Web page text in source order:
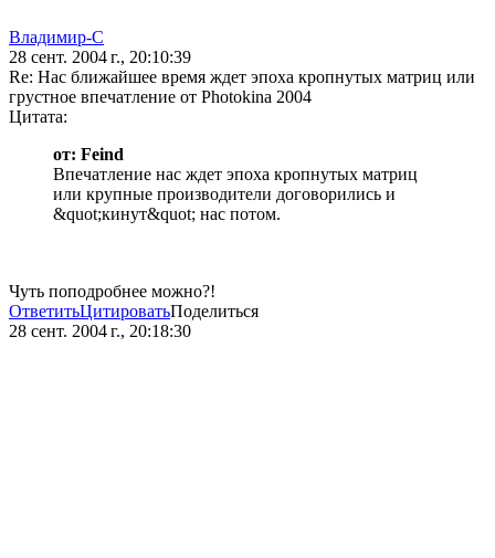
Владимир-С
28 сент. 2004 г., 20:10:39
Re: Нас ближайшее время ждет эпоха кропнутых матриц или
грустное впечатление от Photokina 2004
Цитата:
от: Feind
Впечатление нас ждет эпоха кропнутых матриц
или крупные производители договорились и
&quot;кинут&quot; нас потом.
Чуть поподробнее можно?!
ОтветитьЦитироватьПоделиться
28 сент. 2004 г., 20:18:30